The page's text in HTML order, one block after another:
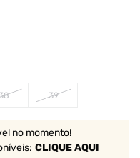
39
no momento!
: CLIQUE AQUI